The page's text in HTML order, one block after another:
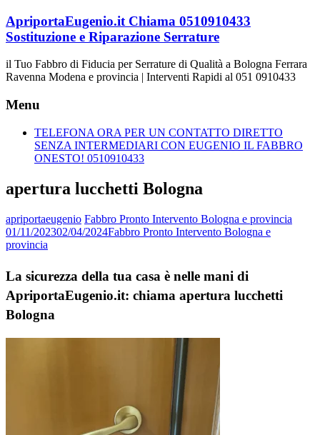
Vai
al
contenuto
ApriportaEugenio.it Chiama 0510910433
Sostituzione e Riparazione Serrature
il Tuo Fabbro di Fiducia per Serrature di Qualità a Bologna Ferrara
Ravenna Modena e provincia | Interventi Rapidi al 051 0910433
Menu
TELEFONA ORA PER UN CONTATTO DIRETTO
SENZA INTERMEDIARI CON EUGENIO IL FABBRO
ONESTO! 0510910433
apertura lucchetti Bologna
apriportaeugenio Fabbro Pronto Intervento Bologna e provincia
01/11/202302/04/2024Fabbro Pronto Intervento Bologna e
provincia
La sicurezza della tua casa è nelle mani di
ApriportaEugenio.it: chiama apertura lucchetti
Bologna